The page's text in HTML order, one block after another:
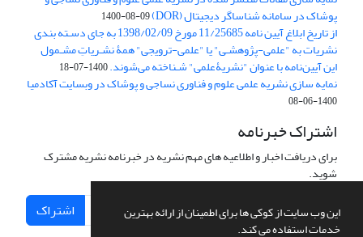
این وب سایت از کوکی ها برای اطمینان از ارائه بهترین
خدمات استفاده می کند.
پوشاک در سامانه شناساگر دیجیتال (DOR) 1400-08-09
از تاریخ ابلاغ آیین نامه 11/25685 مورخ 1398/02/09 به جای دسـته بندی
نشریات به "علمی-پژوهشـی" یا "علمی-ترویجی" همۀ نشـریاتِ مشـمول
این آیین‌نامه با عنوان "نشریۀعلمی" شـناخته می‌شوند.1400-07-18
نمایه سازی نشریه علمی علوم و فناوری نساجی و پوشاک در وبسایت آکادمیا
1400-06-08
اشتراک خبرنامه
برای دریافت اخبار و اطلاعیه های مهم نشریه در خبرنامه نشریه مشترک
شوید.
اشتراک